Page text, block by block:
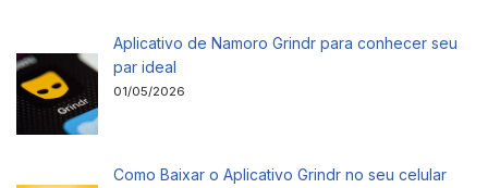
Aplicativo de Namoro Grindr para conhecer seu
par ideal
01/05/2026
Como Baixar o Aplicativo Grindr no seu celular